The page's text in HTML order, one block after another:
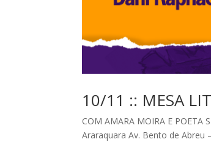
10/11 :: MESA
COM AMARA MOIRA E POETA
Araraquara Av. Bento de Abreu